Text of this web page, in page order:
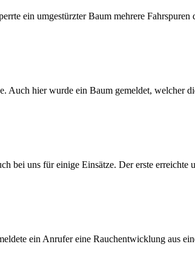
ein umgestürzter Baum mehrere
hier wurde ein Baum gemeldet, welcher
bei uns für einige Einsätze. Der erste
ein Anrufer eine Rauchentwicklung aus